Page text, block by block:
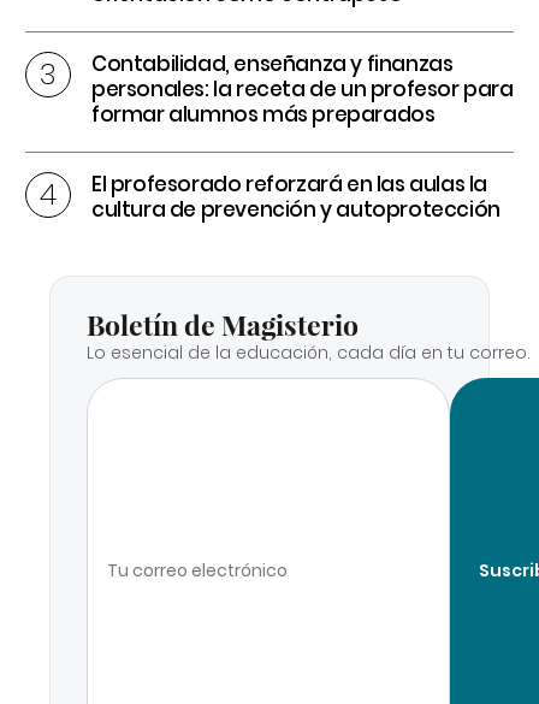
Contabilidad, enseñanza y finanzas
personales: la receta de un profesor para
formar alumnos más preparados
El profesorado reforzará en las aulas la
cultura de prevención y autoprotección
Boletín de Magisterio
Lo esencial de la educación, cada día en tu correo.